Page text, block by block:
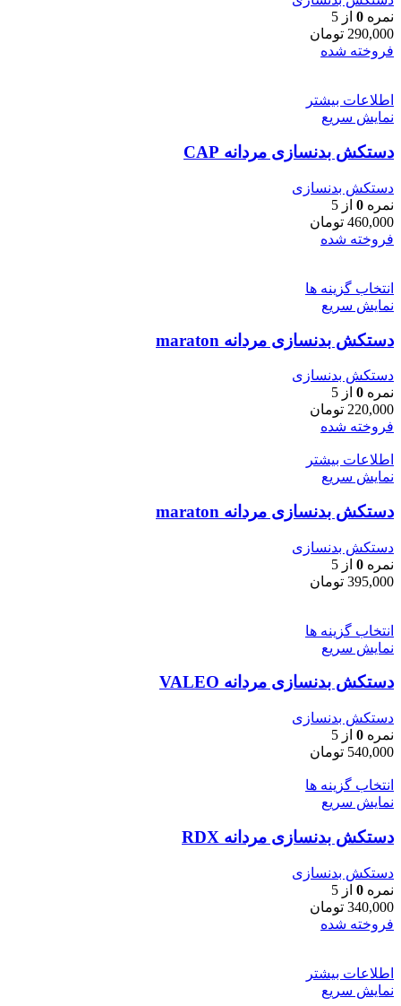
نمره 0 از 5
290,000 تومان
فروخته شده
اطلاعات بیشتر
نمایش سریع
دستکش بدنسازی مردانه CAP
دستکش بدنسازی
نمره 0 از 5
460,000 تومان
فروخته شده
انتخاب گزینه ها
نمایش سریع
دستکش بدنسازی مردانه maraton
دستکش بدنسازی
نمره 0 از 5
220,000 تومان
فروخته شده
اطلاعات بیشتر
نمایش سریع
دستکش بدنسازی مردانه maraton
دستکش بدنسازی
نمره 0 از 5
395,000 تومان
انتخاب گزینه ها
نمایش سریع
دستکش بدنسازی مردانه VALEO
دستکش بدنسازی
نمره 0 از 5
540,000 تومان
انتخاب گزینه ها
نمایش سریع
دستکش بدنسازی مردانه RDX
دستکش بدنسازی
نمره 0 از 5
340,000 تومان
فروخته شده
اطلاعات بیشتر
نمایش سریع